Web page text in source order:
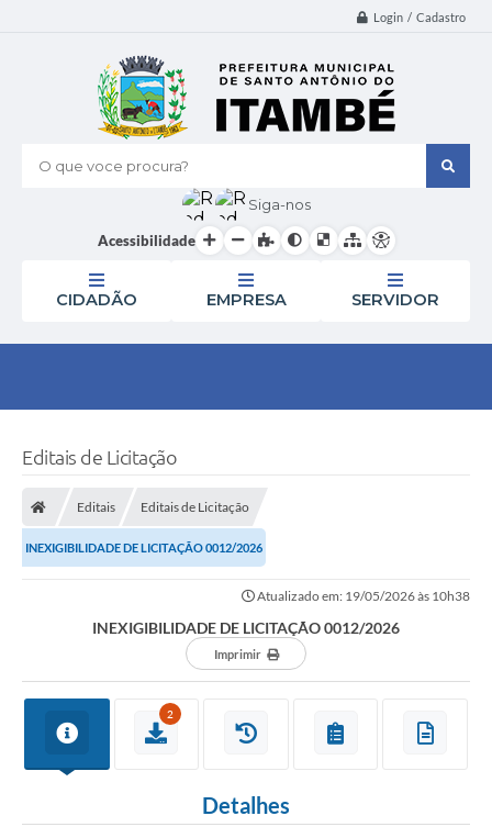
Login / Cadastro
O que voce procura?
Siga-nos
Acessibilidade
CIDADÃO EMPRESA SERVIDOR
Editais de Licitação
Editais Editais de Licitação
INEXIGIBILIDADE DE LICITAÇÃO 0012/2026
Atualizado em: 19/05/2026 às 10h38
INEXIGIBILIDADE DE LICITAÇÃO 0012/2026
Imprimir
2
Detalhes